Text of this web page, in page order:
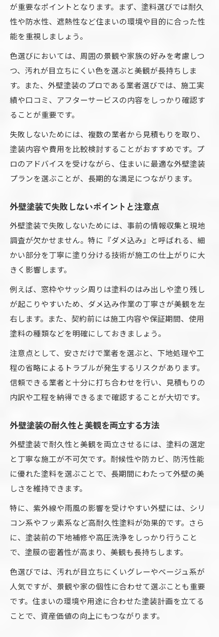
外壁塗装の遮熱・断熱塗料の特徴を解説
外壁塗装で省エネ効果を感じるポイント
外壁塗装の断熱性能が家計に及ぼす影響
コストも考慮した外壁塗装の進め方
外壁塗装の費用相場とコストダウン術
外壁塗装助成金の活用で賢く節約する方法
外壁塗装の見積もり比較で失敗を防ぐ
外壁塗装のリフォームで注意すべき点
が重要なポイントとなります。まず、塗料選びでは耐久
性や防水性、遮熱性など住まいの環境や目的に合った性
能を重視しましょう。
色選びにおいては、周囲の景観や家族の好みを考慮しつ
つ、汚れが目立ちにくい色を選ぶと美観が長持ちしま
す。また、外壁塗装のプロである業者選びでは、施工実
績や口コミ、アフターサービスの内容をしっかり確認す
ることが重要です。
失敗しないためには、複数の業者から見積もりを取り、
塗装内容や費用を比較検討することがおすすめです。プ
ロのアドバイスを受けながら、住まいに最適な外壁塗装
プランを選ぶことが、長期的な満足につながります。
外壁塗装で失敗しないポイントと注意点
外壁塗装で失敗しないためには、事前の情報収集と現地
調査が欠かせません。特に『ダメ込み』と呼ばれる、細
かい部分を丁寧に塗り分ける技術が施工の仕上がりに大
きく影響します。
例えば、窓枠やサッシ周りは塗料のはみ出しや塗り残し
が起こりやすいため、ダメ込み作業の丁寧さが美観を左
右します。また、契約前には施工内容や保証期間、使用
塗料の種類などを明確にしておきましょう。
注意点として、安さだけで業者を選ぶと、下地処理や工
程の省略によるトラブルが発生するリスクがあります。
信頼できる業者と十分に打ち合わせを行い、見積もりの
内訳や工程を納得できるまで確認することが大切です。
外壁塗装の耐久性と美観を両立する方法
外壁塗装で耐久性と美観を両立させるには、塗料の選定
と丁寧な施工が不可欠です。耐候性や防カビ、防汚性能
に優れた塗料を選ぶことで、長期間にわたって外壁の美
しさを維持できます。
特に、紫外線や雨風の影響を受けやすい外壁には、シリ
コン系やフッ素系など高耐久性塗料が効果的です。さら
に、塗装前の下地補修や高圧洗浄をしっかり行うこと
で、塗膜の密着性が高まり、美観も長持ちします。
色選びでは、汚れが目立ちにくいグレーやベージュ系が
人気ですが、景観や家の個性に合わせて選ぶことも重要
です。住まいの環境や用途に合わせた塗装計画を立てる
ことで、資産価値の向上にもつながります。